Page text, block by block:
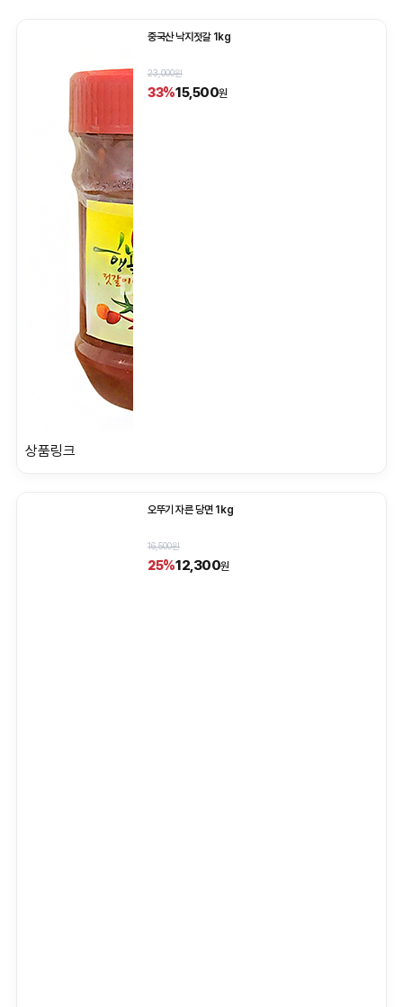
중국산 낙지젓갈 1kg
23,000원
33%15,500원
상품링크
오뚜기 자른 당면 1kg
16,500원
25%12,300원